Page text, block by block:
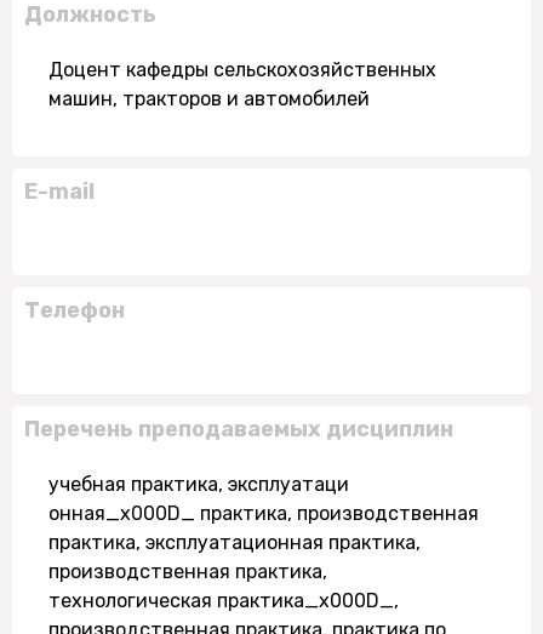
Должность
Доцент кафедры сельскохозяйственных
машин, тракторов и автомобилей
E-mail
Телефон
Перечень преподаваемых дисциплин
учебная практика, эксплуатаци
онная_x000D_ практика, производственная
практика, эксплуатационная практика,
производственная практика,
технологическая практика_x000D_,